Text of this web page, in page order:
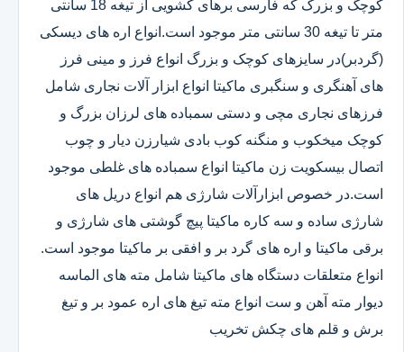
کوچک و بزرک که فارسی برهای کشویی از تیغه 18 سانتی
متر تا تیغه 30 سانتی متر موجود است.انواع اره های دیسکی
(گردبر)در سایزهای کوچک و بزرگ انواع فرز و مینی فرز
های آهنگری و سنگبری ماکیتا انواع ابزار آلات نجاری شامل
فرزهای نجاری مچی و دستی سمباده های لرزان بزرگ و
کوچک میخکوب و منگنه کوب بادی شیارزن دیار و چوب
اتصال بیسکویت زن ماکیتا انواع سمباده های غلطی موجود
است.در خصوص ابزارآلات شارژی هم انواع دریل های
شارژی ساده و سه کاره ماکیتا پیچ گوشتی های شارژی و
برقی ماکیتا و اره های گرد بر و افقی بر ماکیتا موجود است.
انواع متعلقات دستگاه های ماکیتا شامل مته های الماسه
دیوار مته آهن و ست انواع مته تیغ های اره عمود بر و تیغ
برش و قلم های چکش تخریب